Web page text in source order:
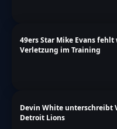
49ers Star Mike Evans fehlt
Verletzung im Training
Devin White unterschreibt
Detroit Lions